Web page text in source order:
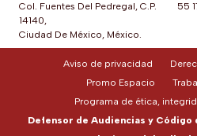
Col. Fuentes Del Pedregal, C.P.
14140,
Ciudad De México, México.
55
Aviso de privacidad
Promo Espacio
Programa de ética,
Defensor de Audiencias y Código